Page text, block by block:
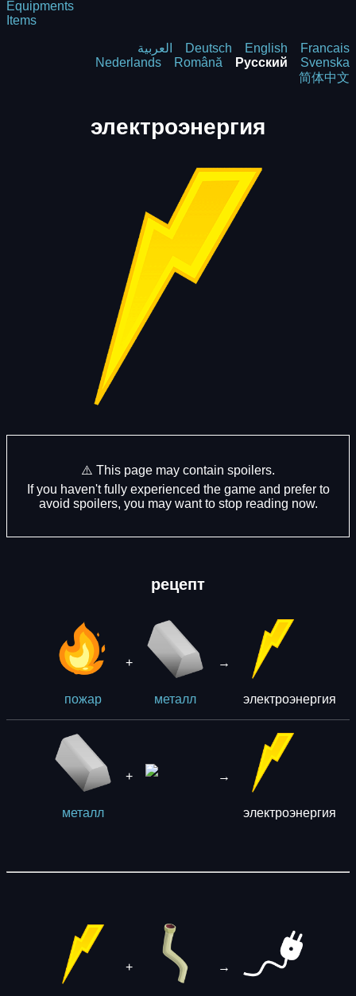
Equipments
Items
العربية Deutsch English
Francais
Nederlands
Română Русский
Svenska
简体中文
электроэнергия
⚠️ This page may contain spoilers.
If you haven't fully experienced the game and prefer to
avoid spoilers, you may want to stop reading now.
рецепт
пожар
+
металл
→
электроэнергия
металл
+ →
электроэнергия
+ →